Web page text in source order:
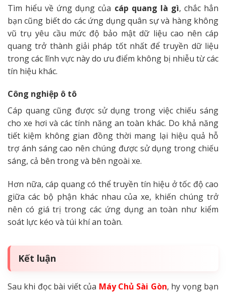
Tìm hiểu về ứng dụng của cáp quang là gì, chắc hẳn
bạn cũng biết do các ứng dụng quân sự và hàng không
vũ trụ yêu cầu mức độ bảo mật dữ liệu cao nên cáp
quang trở thành giải pháp tốt nhất để truyền dữ liệu
trong các lĩnh vực này do ưu điểm không bị nhiễu từ các
tín hiệu khác.
Công nghiệp ô tô
Cáp quang cũng được sử dụng trong việc chiếu sáng
cho xe hơi và các tính năng an toàn khác. Do khả năng
tiết kiệm không gian đồng thời mang lại hiệu quả hỗ
trợ ánh sáng cao nên chúng được sử dụng trong chiếu
sáng, cả bên trong và bên ngoài xe.
Hơn nữa, cáp quang có thể truyền tín hiệu ở tốc độ cao
giữa các bộ phận khác nhau của xe, khiến chúng trở
nên có giá trị trong các ứng dụng an toàn như kiểm
soát lực kéo và túi khí an toàn.
Kết luận
Sau khi đọc bài viết của Máy Chủ Sài Gòn, hy vọng bạn